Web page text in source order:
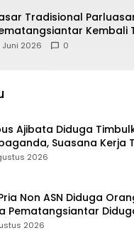
Tradisional
Kembali
Juni 2026 0
Ajibata Diduga
Suasana Kerja
2026
Pria Non ASN Diduga
Pematangsiantar
ke Kontraktor
2026